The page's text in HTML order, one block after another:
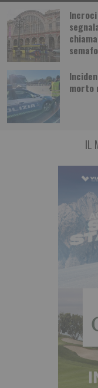
morto
Sta per tornare MITO
vent’anni di musica
Con la XX edizione di
un patto culturale che, anno
IL